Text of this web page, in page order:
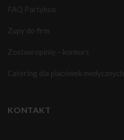
FAQ Partybox
Zupy do firm
Zostaw opinię – konkurs
Catering dla placówek medycznych
KONTAKT